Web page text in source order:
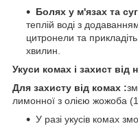
Болях у м'язах та
теплій воді з
цитронели та
хвилин.
Укуси комах і захист від
Для захисту від комах :
лимонної з олією жожоба
У разі укусів комах